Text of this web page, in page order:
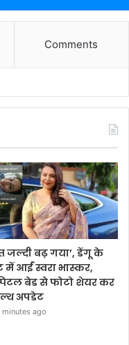
Comments
जल्दी बढ़ गया’, डेंगू के
में आईं स्वरा भास्कर,
बेड से फोटो शेयर कर
अपडेट
minutes ago